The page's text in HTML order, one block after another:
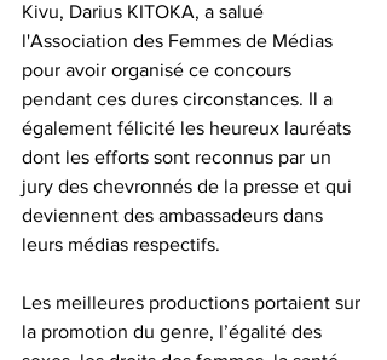
Kivu, Darius KITOKA, a salué
l'Association des Femmes de Médias
pour avoir organisé ce concours
pendant ces dures circonstances. Il a
également félicité les heureux lauréats
dont les efforts sont reconnus par un
jury des chevronnés de la presse et qui
deviennent des ambassadeurs dans
leurs médias respectifs.
Les meilleures productions portaient sur
la promotion du genre, l’égalité des